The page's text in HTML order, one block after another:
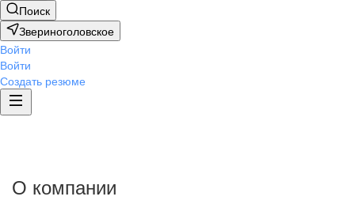
Поиск
Звериноголовское
Войти
Войти
Создать резюме
О компании